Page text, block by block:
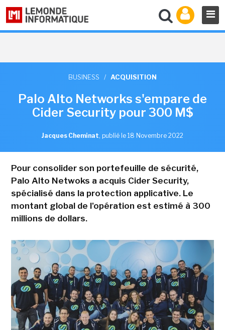
BUSINESS / ACQUISITION
Palo Alto Networks s'empare de
Cider Security pour 300 M$
Jacques Cheminat, publié le 18 Novembre 2022
Pour consolider son portefeuille de sécurité,
Palo Alto Netwoks a acquis Cider Security,
spécialisé dans la protection applicative. Le
montant global de l'opération est estimé à 300
millions de dollars.